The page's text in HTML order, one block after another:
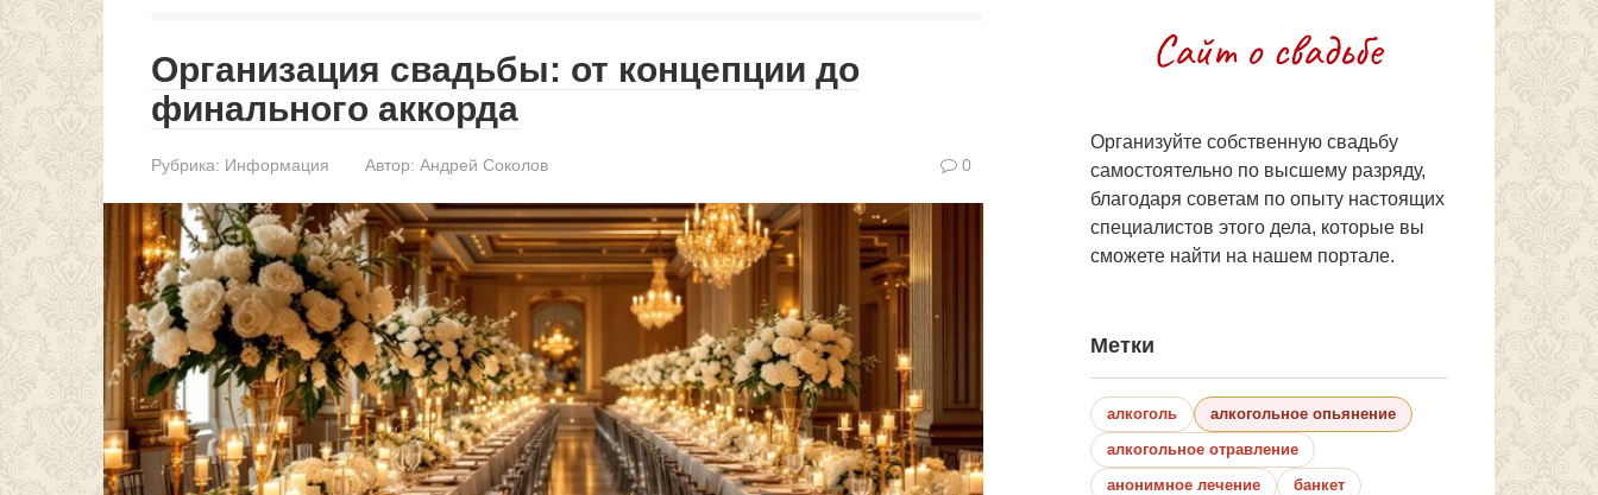
Организация свадьбы: от концепции до
финального аккорда
Рубрика: Информация Автор: Андрей Соколов 0
Организуйте собственную свадьбу
самостоятельно по высшему разряду,
благодаря советам по опыту настоящих
специалистов этого дела, которые вы
сможете найти на нашем портале.
Метки
алкоголь
алкогольное опьянение
алкогольное отравление
анонимное лечение
банкет